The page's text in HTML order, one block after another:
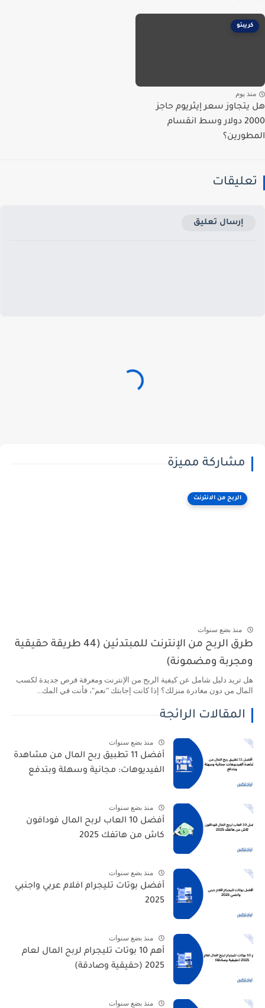
كريبتو
يوم
سعر إيثريوم حاجز
2000 دولار وسط انقسام
إرسال تعليق
مشاركة مميزة
الربح من الانترنت
منذ بضع سنوات
طرق الربح من الإنترنت للمبتدئين (44 طريقة حقيقية
ومجربة ومضمونة)
هل تريد دليل شامل عن كيفية الربح من الإنترنت ومعرفة فرص جديدة لكسب
المال من دون مغادرة منزلك؟ إذا كانت إجابتك "نعم"، فأنت في المك...
المقالات الرائجة
منذ بضع سنوات
أفضل 11 تطبيق ربح المال من مشاهدة
الفيديوهات: مجانية وسهلة وبتدفع
منذ بضع سنوات
أفضل 10 العاب لربح المال فودافون
كاش من هاتفك 2025
منذ بضع سنوات
أفضل بوتات تليجرام افلام عربي واجنبي
2025
منذ بضع سنوات
أهم 10 بوتات تليجرام لربح المال لعام
2025 (حقيقية وصادقة)
منذ بضع سنوات